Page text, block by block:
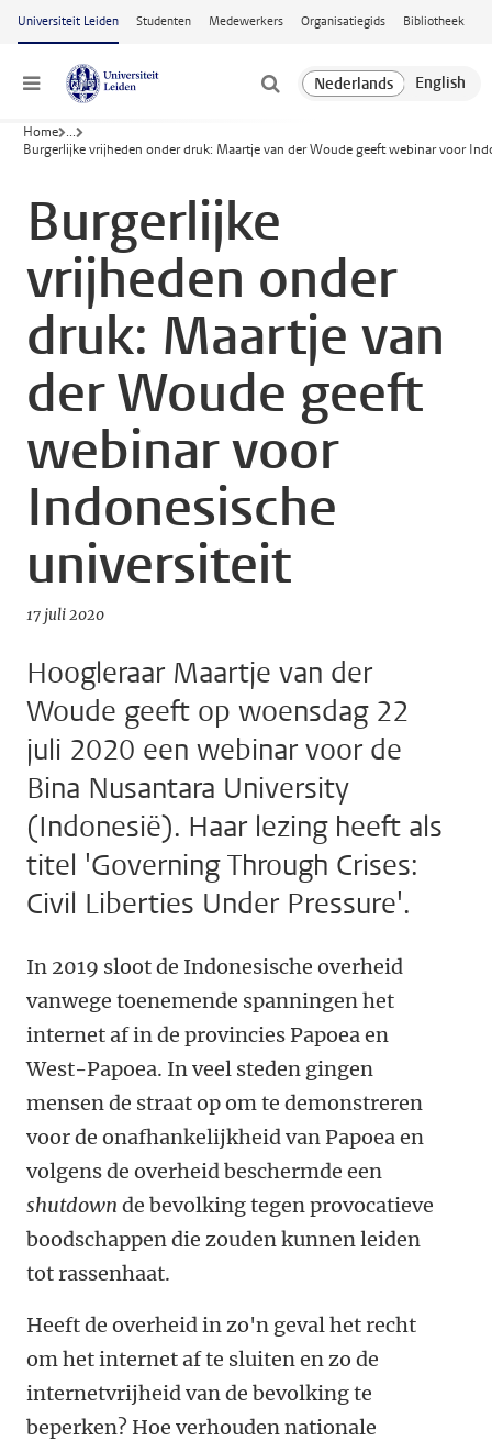
Ga naar hoofdinhoud
Universiteit Leiden Studenten Medewerkers Organisatiegids Bibliotheek
Menu
Home ...
Burgerlijke vrijheden onder druk: Maartje van der Woude geeft webinar voor
Burgerlijke
vrijheden onder
druk: Maartje van
der Woude geeft
webinar voor
Indonesische
universiteit
17 juli 2020
Hoogleraar Maartje van der
Woude geeft op woensdag 22
juli 2020 een webinar voor de
Bina Nusantara University
(Indonesië). Haar lezing heeft als
titel 'Governing Through Crises:
Civil Liberties Under Pressure'.
In 2019 sloot de Indonesische overheid
vanwege toenemende spanningen het
internet af in de provincies Papoea en
West-Papoea. In veel steden gingen
mensen de straat op om te demonstreren
voor de onafhankelijkheid van Papoea en
volgens de overheid beschermde een
shutdown de bevolking tegen provocatieve
boodschappen die zouden kunnen leiden
tot rassenhaat.
Heeft de overheid in zo'n geval het recht
om het internet af te sluiten en zo de
internetvrijheid van de bevolking te
beperken? Hoe verhouden nationale